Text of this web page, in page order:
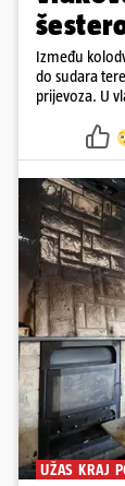
Između
do sudara
prijevoza. U
UŽAS KRAJ